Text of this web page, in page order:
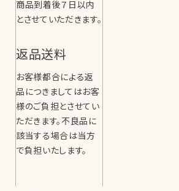
商品到着後７日以内
とさせていただきます。
返品送料
お客様都合による返
品につきましてはお客
様のご負担とさせてい
ただきます。不良品に
該当する場合は当方
で負担いたします。